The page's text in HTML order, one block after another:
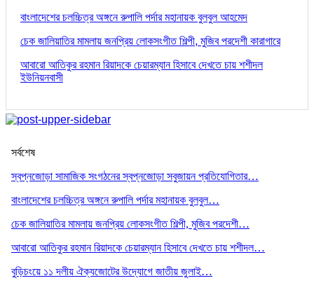
বাংলাদেশের চলচ্চিত্র অঙ্গনে রুপালি পর্দার মহানায়ক বুলবুল আহমেদ
চেক জালিয়াতির মামলায় জনপ্রিয় লোকসংগীত শিল্পী, মুজিব পরদেশী কারাগারে
আবারো আতিকুর রহমান রিয়াদকে চেয়ারম্যান হিসাবে দেখতে চায় শশীদল
ইউনিয়নবাসী
সর্বশেষ
স্বপ্নজোড়া সামাজিক সংগঠনের স্বপ্নজোড়া সবুজায়ন প্রতিযোগিতার…
বাংলাদেশের চলচ্চিত্র অঙ্গনে রুপালি পর্দার মহানায়ক বুলবুল…
চেক জালিয়াতির মামলায় জনপ্রিয় লোকসংগীত শিল্পী, মুজিব পরদেশী…
আবারো আতিকুর রহমান রিয়াদকে চেয়ারম্যান হিসাবে দেখতে চায় শশীদল…
বুড়িচংয়ে ১১ দলীয় ঐক্যজোটের উদ্যোগে জাতীয় জুলাই…